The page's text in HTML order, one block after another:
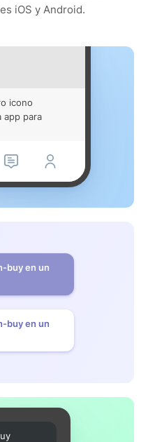
iOS y Android.
icono
app para
buy en un
buy en un